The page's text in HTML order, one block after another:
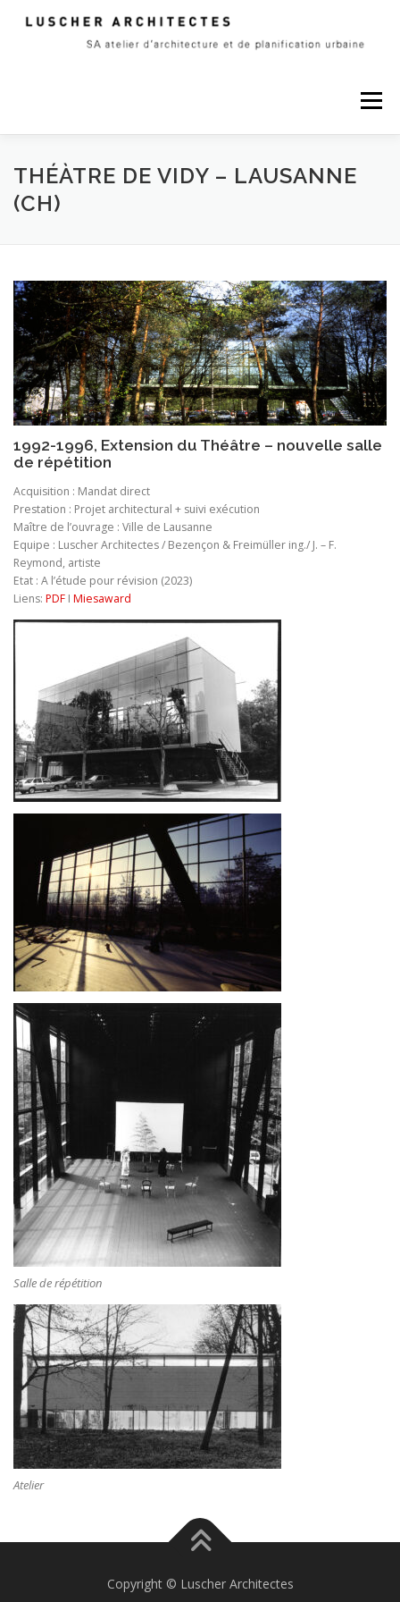
Menu
A PROPOS PROJETS CONTACT
THÉÀTRE DE VIDY – LAUSANNE
(CH)
1992-1996, Extension du Théâtre – nouvelle salle
de répétition
Acquisition : Mandat direct
Prestation : Projet architectural + suivi exécution
Maître de l’ouvrage : Ville de Lausanne
Equipe : Luscher Architectes / Bezençon & Freimüller ing./ J. – F.
Reymond, artiste
Etat : A l’étude pour révision (2023)
Liens: PDF I Miesaward
Salle de répétition
Atelier
Copyright © Luscher Architectes